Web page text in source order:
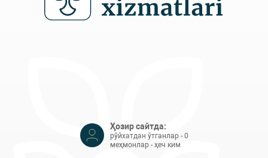
рўйхатдан ўтганлар - 0
меҳмонлар - ҳеч ким